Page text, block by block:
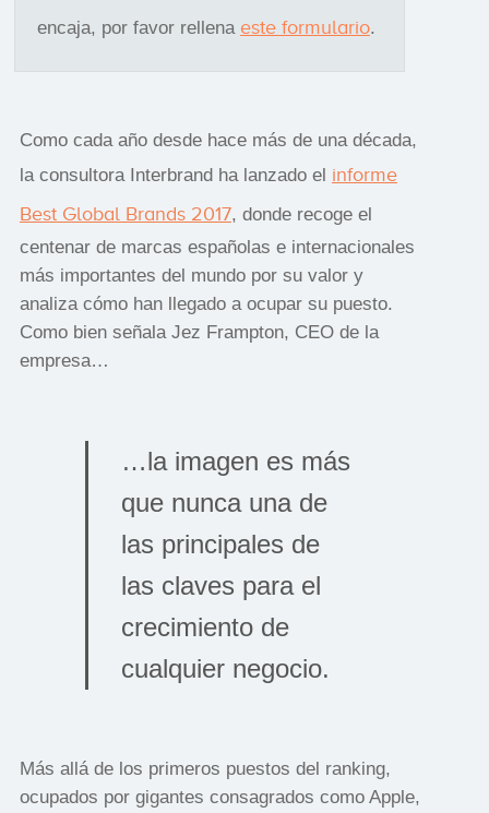
encaja, por favor rellena este formulario.
Como cada año desde hace más de una década,
la consultora Interbrand ha lanzado el informe
Best Global Brands 2017, donde recoge el
centenar de marcas españolas e internacionales
más importantes del mundo por su valor y
analiza cómo han llegado a ocupar su puesto.
Como bien señala Jez Frampton, CEO de la
empresa…
…la imagen es más
que nunca una de
las principales de
las claves para el
crecimiento de
cualquier negocio.
Más allá de los primeros puestos del ranking,
ocupados por gigantes consagrados como Apple,